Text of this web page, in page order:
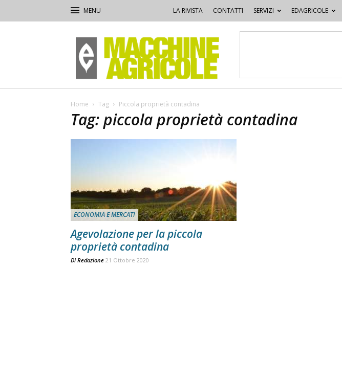
LA RIVISTA CONTATTI SERVIZI EDAGRICOLE
Macchine
Agricole
Home Tag Piccola proprietà contadina
Tag: piccola proprietà contadina
ECONOMIA E MERCATI
Agevolazione per la piccola
proprietà contadina
Di Redazione 21 Ottobre 2020